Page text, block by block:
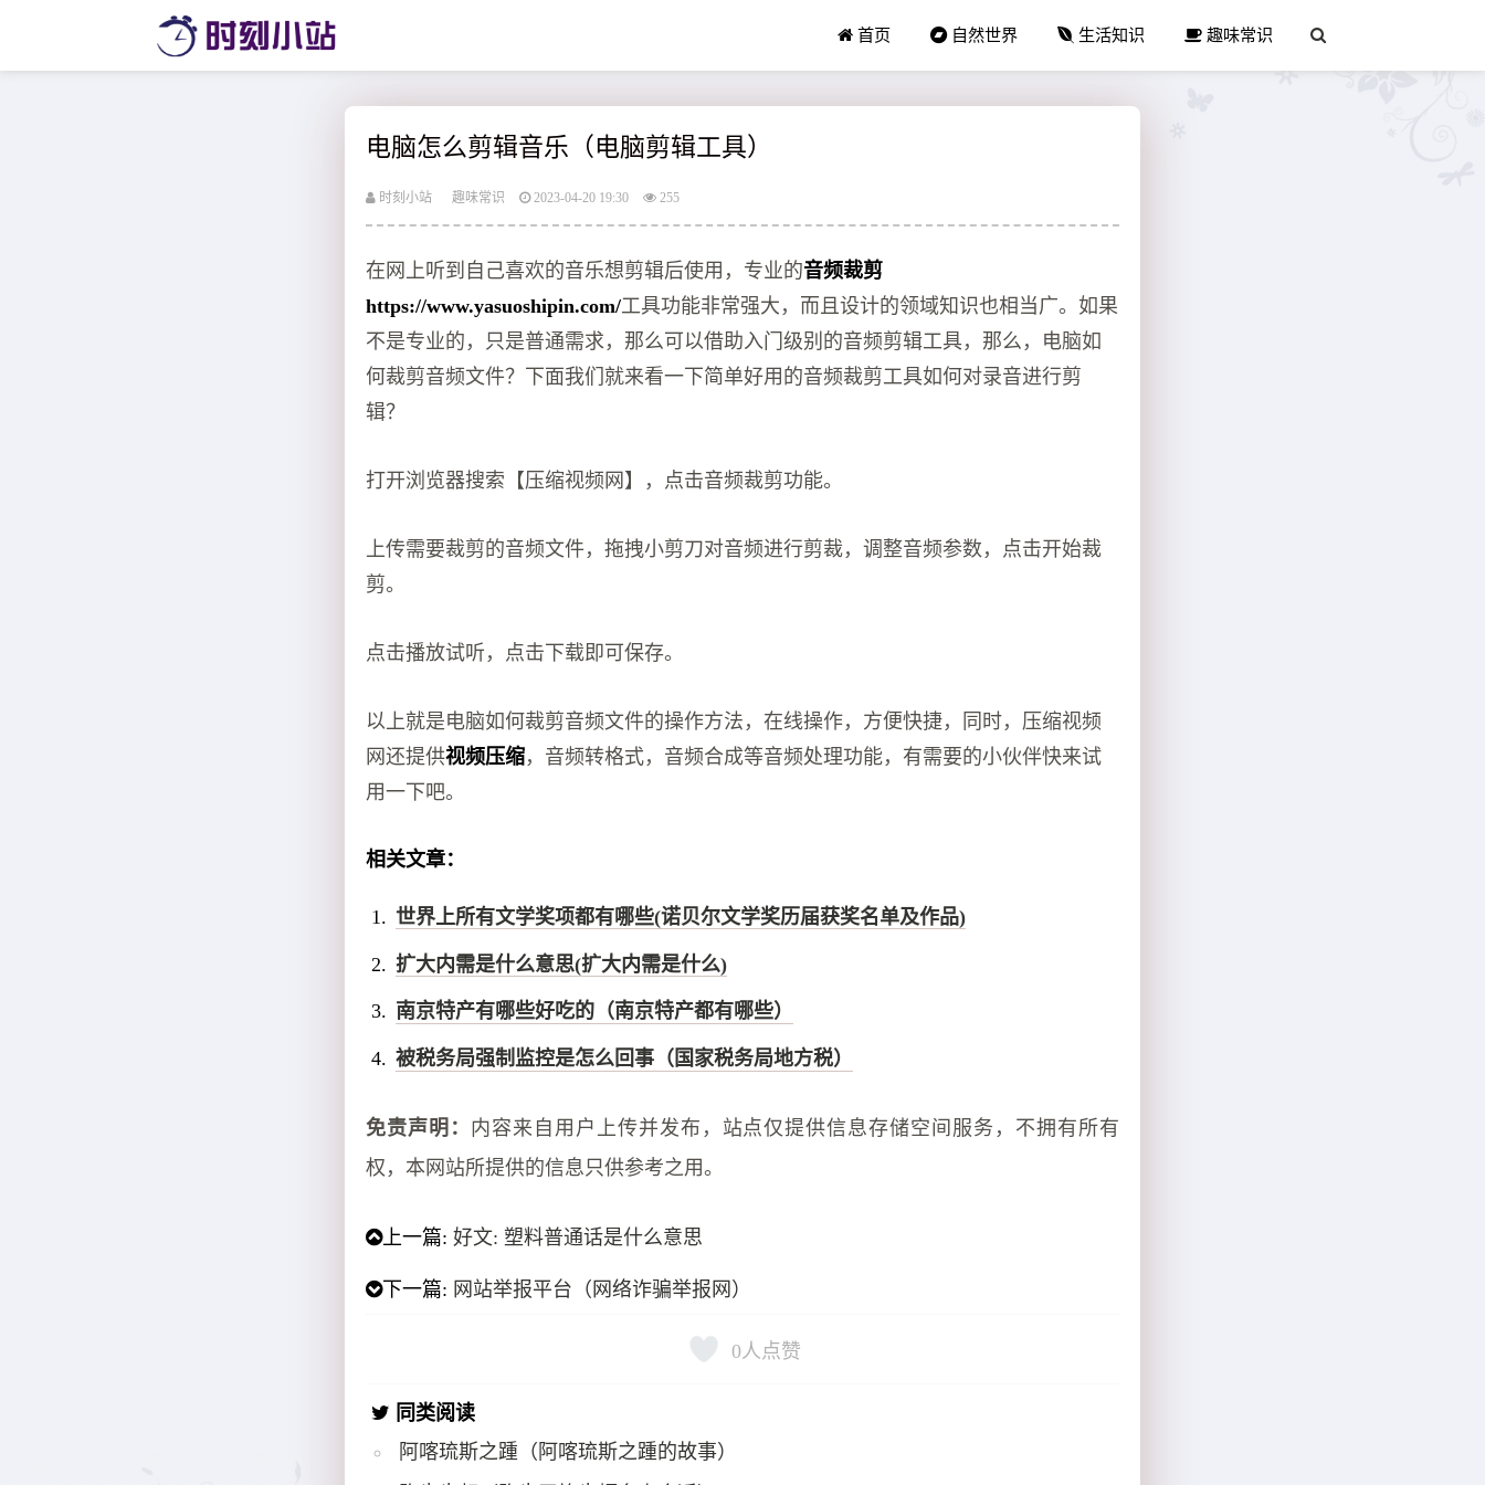
首页 自然世界 生活知识 趣味常识
电脑怎么剪辑音乐（电脑剪辑工具）
时刻小站 趣味常识 2023-04-20 19:30 255
在网上听到自己喜欢的音乐想剪辑后使用，专业的音频裁剪
https://www.yasuoshipin.com/工具功能非常强大，而且设计的领域知识也相当广。如果
不是专业的，只是普通需求，那么可以借助入门级别的音频剪辑工具，那么，电脑如
何裁剪音频文件？下面我们就来看一下简单好用的音频裁剪工具如何对录音进行剪
辑？
打开浏览器搜索【压缩视频网】，点击音频裁剪功能。
上传需要裁剪的音频文件，拖拽小剪刀对音频进行剪裁，调整音频参数，点击开始裁
剪。
点击播放试听，点击下载即可保存。
以上就是电脑如何裁剪音频文件的操作方法，在线操作，方便快捷，同时，压缩视频
网还提供视频压缩，音频转格式，音频合成等音频处理功能，有需要的小伙伴快来试
用一下吧。
相关文章：
世界上所有文学奖项都有哪些(诺贝尔文学奖历届获奖名单及作品)
扩大内需是什么意思(扩大内需是什么)
南京特产有哪些好吃的（南京特产都有哪些）
被税务局强制监控是怎么回事（国家税务局地方税）
免责声明： 内容来自用户上传并发布，站点仅提供信息存储空间服务，不拥有所有
权，本网站所提供的信息只供参考之用。
上一篇:好文: 塑料普通话是什么意思
下一篇: 网站举报平台（网络诈骗举报网）
0人点赞
同类阅读
阿喀琉斯之踵（阿喀琉斯之踵的故事）